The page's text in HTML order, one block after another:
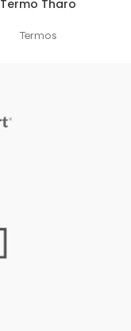
Termo Tharo
Termos